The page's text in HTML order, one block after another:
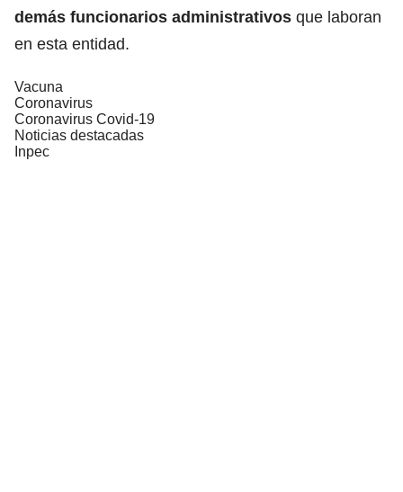
demás funcionarios administrativos que laboran
en esta entidad.
Vacuna
Coronavirus
Coronavirus Covid-19
Noticias destacadas
Inpec